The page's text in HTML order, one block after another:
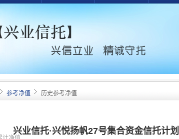
参考净值 历史参考净值